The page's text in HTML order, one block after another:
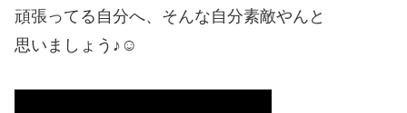
頑張ってる自分へ、そんな自分素敵やんと
思いましょう♪☺